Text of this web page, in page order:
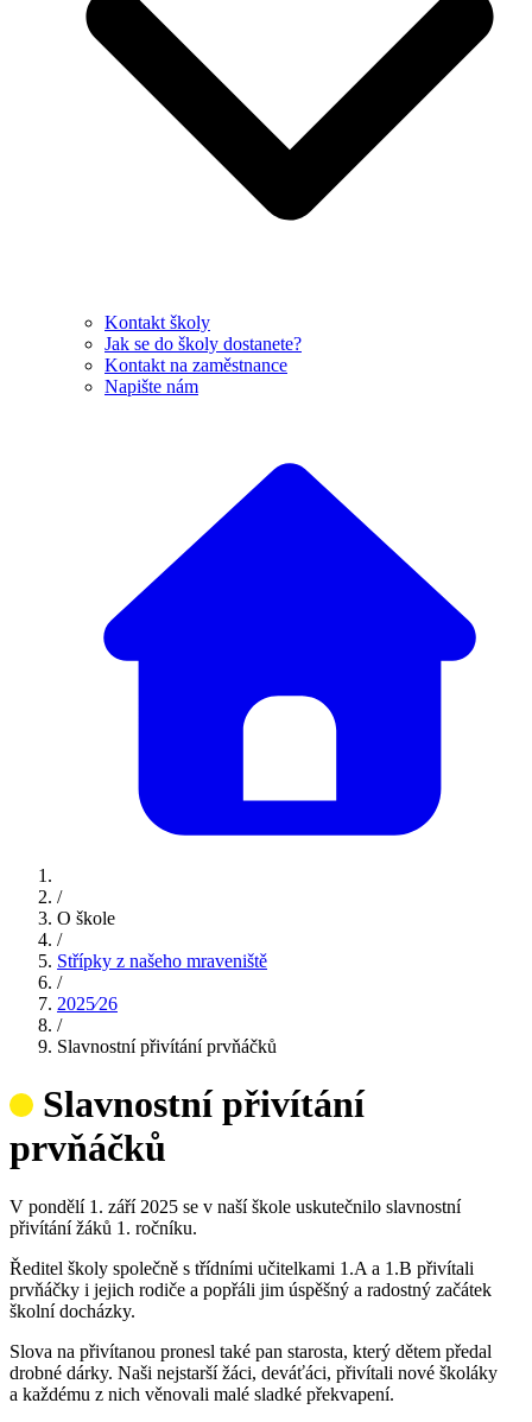
Kontakt školy
Jak se do školy dostanete?
Kontakt na zaměstnance
Napište nám
/
O škole
/
Střípky z našeho mraveniště
/
2025⁄26
/
Slavnostní přivítání prvňáčků
Slavnostní přivítání
prvňáčků
V pondělí 1. září 2025 se v naší škole uskutečnilo slavnostní
přivítání žáků 1. ročníku.
Ředitel školy společně s třídními učitelkami 1.A a 1.B přivítali
prvňáčky i jejich rodiče a popřáli jim úspěšný a radostný začátek
školní docházky.
Slova na přivítanou pronesl také pan starosta, který dětem předal
drobné dárky. Naši nejstarší žáci, deváťáci, přivítali nové školáky
a každému z nich věnovali malé sladké překvapení.